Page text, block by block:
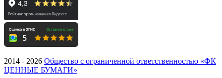
2014 - 2026 Общество с ограниченной ответственностью «ФК
ЦЕННЫЕ БУМАГИ»